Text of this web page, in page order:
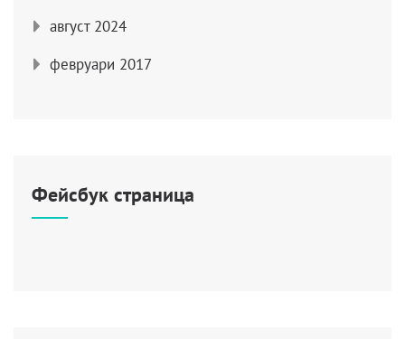
август 2024
февруари 2017
Фейсбук страница